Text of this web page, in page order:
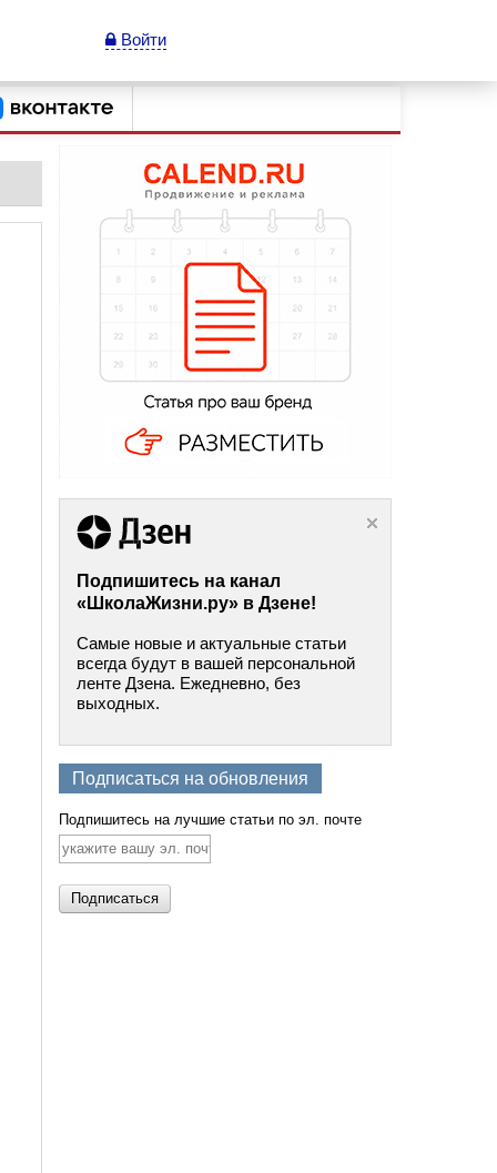
Войти
Подпишитесь на канал
«ШколаЖизни.ру» в Дзене!
Самые новые и актуальные статьи
всегда будут в вашей персональной
ленте Дзена. Ежедневно, без
выходных.
Подписаться на обновления
Подпишитесь на лучшие статьи по эл. почте